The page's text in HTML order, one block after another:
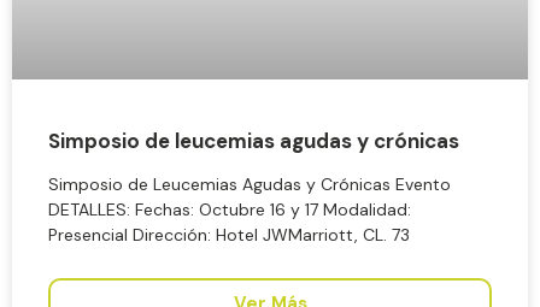
Simposio de leucemias agudas y crónicas
Simposio de Leucemias Agudas y Crónicas Evento
DETALLES: Fechas: Octubre 16 y 17 Modalidad:
Presencial Dirección: Hotel JWMarriott, CL. 73